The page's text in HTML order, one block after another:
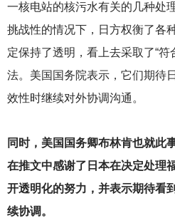
一核电站的核污水有关的几种处
挑战性的情况下，日方权衡了各
定保持了透明，看上去采取了“
法。美国国务院表示，它们期待
效性时继续对外协调沟通。
同时，美国国务卿布林肯也就此
在推文中感谢了日本在决定处理
开透明化的努力，并表示期待看
续协调。